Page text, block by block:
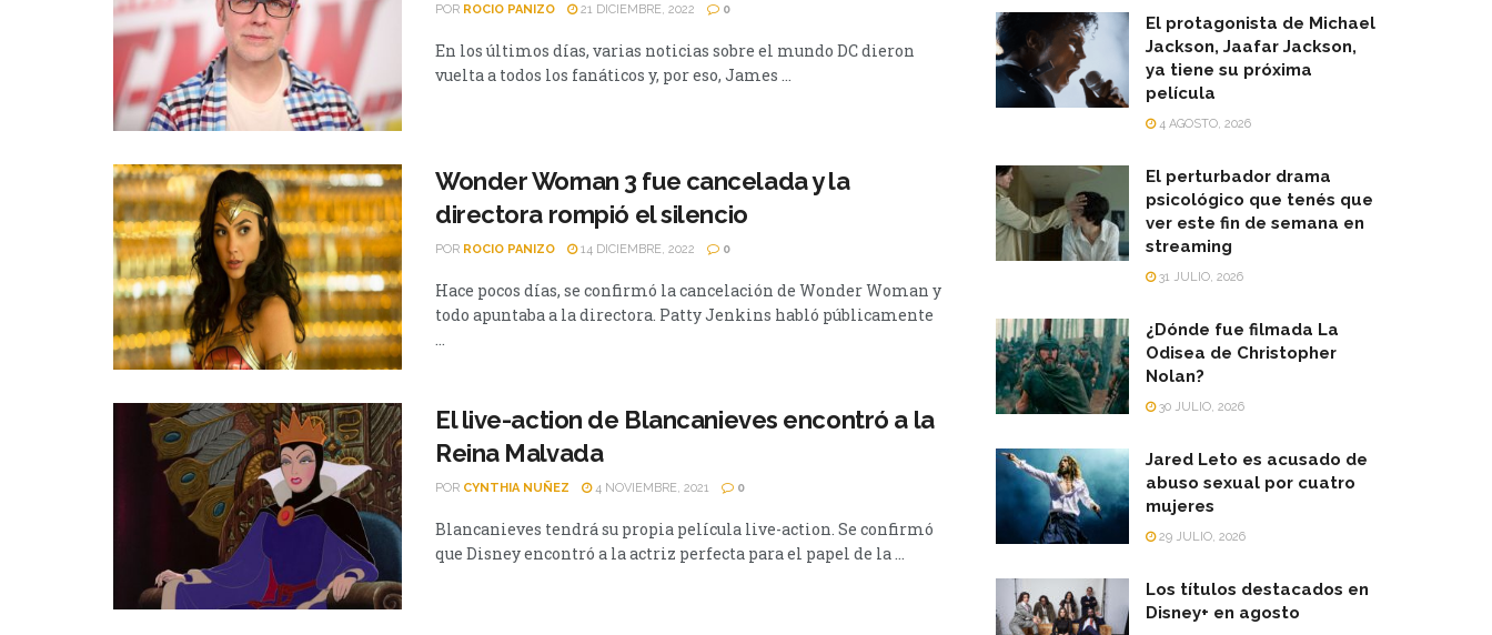
POR ROCIO PANIZO 21 DICIEMBRE, 2022 0
En los últimos días, varias noticias sobre el mundo DC dieron
vuelta a todos los fanáticos y, por eso, James ...
Wonder Woman 3 fue cancelada y la
directora rompió el silencio
POR ROCIO PANIZO 14 DICIEMBRE, 2022 0
Hace pocos días, se confirmó la cancelación de Wonder Woman y
todo apuntaba a la directora. Patty Jenkins habló públicamente
El live-action de Blancanieves encontró a la
Reina Malvada
POR CYNTHIA NUÑEZ 4 NOVIEMBRE, 2021 0
Blancanieves tendrá su propia película live-action. Se confirmó
que Disney encontró a la actriz perfecta para el papel de la ...
El protagonista de Michael
Jackson, Jaafar Jackson,
ya tiene su próxima
película
4 AGOSTO, 2026
El perturbador drama
psicológico que tenés que
ver este fin de semana en
streaming
31 JULIO, 2026
¿Dónde fue filmada La
Odisea de Christopher
Nolan?
30 JULIO, 2026
Jared Leto es acusado de
abuso sexual por cuatro
mujeres
29 JULIO, 2026
Los títulos destacados en
Disney+ en agosto